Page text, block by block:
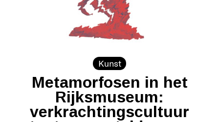
Kunst
Metamorfosen in het
Rijksmuseum:
verkrachtingscultuur